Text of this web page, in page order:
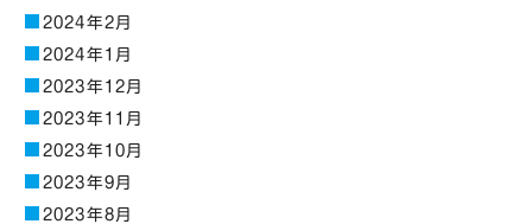
2024年2月
2024年1月
2023年12月
2023年11月
2023年10月
2023年9月
2023年8月